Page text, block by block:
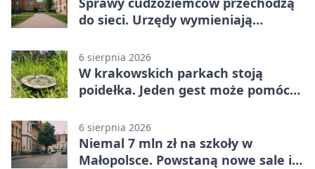
do sieci. Urzędy wymieniają
6 sierpnia 2026
W krakowskich parkach stoją
poidełka. Jeden gest może pomóc
6 sierpnia 2026
Niemal 7 mln zł na szkoły w
Małopolsce. Powstaną nowe sale i